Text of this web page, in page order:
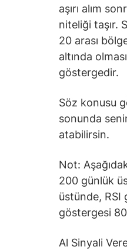
aşırı alım
niteliği taşır.
20 arası
altında
göstergedir.
Söz konusu
sonunda
atabilirsin.
Not:
200 günlük
üstünde, RSI
göstergesi
Al Sinyali